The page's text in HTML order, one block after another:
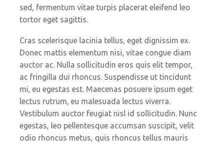
sed, fermentum vitae turpis placerat eleifend leo
tortor eget sagittis.
Cras scelerisque lacinia tellus, eget dignissim ex.
Donec mattis elementum nisi, vitae congue diam
auctor ac. Nulla sollicitudin eros quis elit tempor,
ac fringilla dui rhoncus. Suspendisse ut tincidunt
mi, eu egestas est. Maecenas posuere ipsum eget
lectus rutrum, eu malesuada lectus viverra.
Vestibulum auctor feugiat nisl id sollicitudin. Nunc
egestas, leo pellentesque accumsan suscipit, velit
odio rhoncus metus, quis rhoncus tellus mauris